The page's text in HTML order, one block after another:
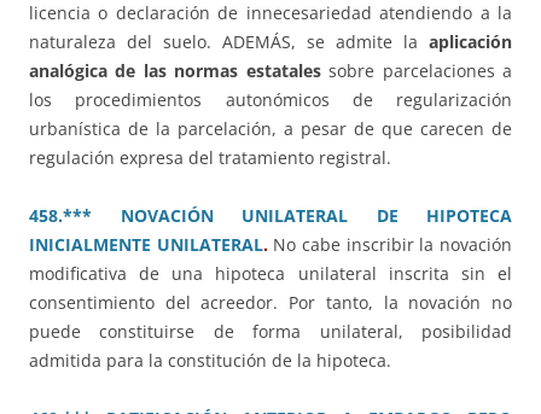
licencia o declaración de innecesariedad atendiendo a la
naturaleza del suelo. ADEMÁS, se admite la aplicación
analógica de las normas estatalessobre parcelaciones a
los procedimientos autonómicos de regularización
urbanística de la parcelación, a pesar de que carecen de
regulación expresa del tratamiento registral.
458.*** NOVACIÓN UNILATERAL DE HIPOTECA
INICIALMENTE UNILATERAL. No cabe inscribir la novación
modificativa de una hipoteca unilateral inscrita sin el
consentimiento del acreedor. Por tanto, la novación no
puede constituirse de forma unilateral, posibilidad
admitida para la constitución de la hipoteca.